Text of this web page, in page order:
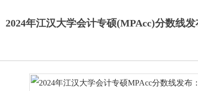
2024年江汉大学会计专硕(MPAcc)分数线发